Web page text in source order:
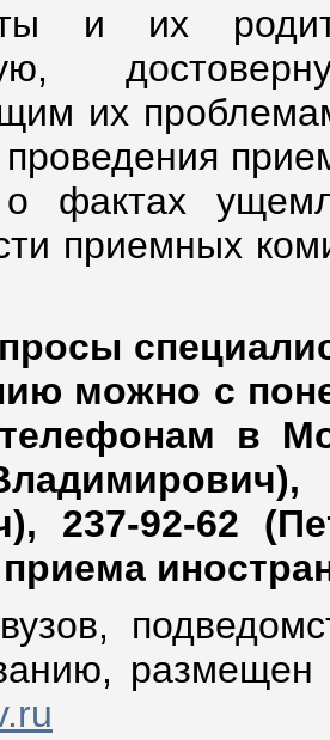
и их
их
фактах
приемных
можно с
в
237-92-62
размещен